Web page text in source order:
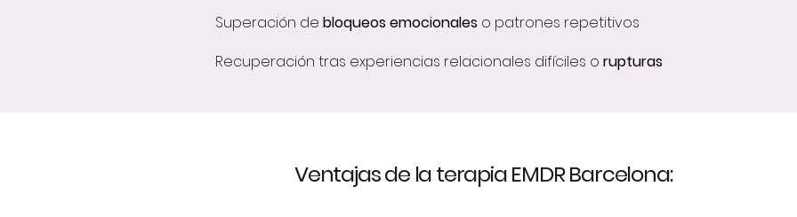
Superación de bloqueos emocionales o patrones repetitivos
Recuperación tras experiencias relacionales difíciles o rupturas
Ventajas de la terapia EMDR Barcelona: